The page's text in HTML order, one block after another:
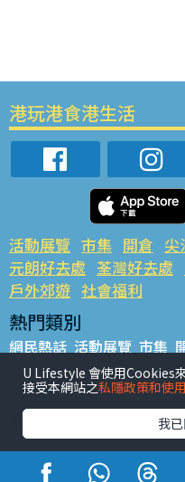
港玩港食港生活
活動展覽 市集 開倉 尖
元朗好去處 荃灣好去處
戶外郊遊 社會福利
熱門類別
網民熱話 活動展覽 市集
銅鑼灣好去處 元朗好去處
餐廳情報 戶外郊遊
熱門標籤
#UGO搵好去處 #人氣活動
#親子玩樂好去處
U Lifestyle 會使用Cookies
接受本網站之私隱政策和使
我